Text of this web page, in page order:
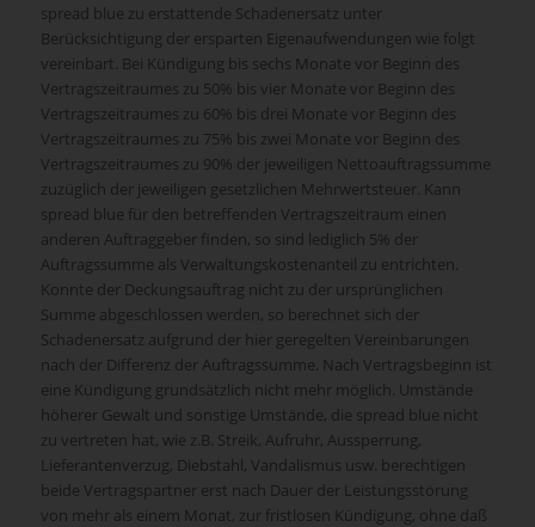
spread blue zu erstattende Schadenersatz unter
Berücksichtigung der ersparten Eigenaufwendungen wie folgt
vereinbart. Bei Kündigung bis sechs Monate vor Beginn des
Vertragszeitraumes zu 50% bis vier Monate vor Beginn des
Vertragszeitraumes zu 60% bis drei Monate vor Beginn des
Vertragszeitraumes zu 75% bis zwei Monate vor Beginn des
Vertragszeitraumes zu 90% der jeweiligen Nettoauftragssumme
zuzüglich der jeweiligen gesetzlichen Mehrwertsteuer. Kann
spread blue für den betreffenden Vertragszeitraum einen
anderen Auftraggeber finden, so sind lediglich 5% der
Auftragssumme als Verwaltungskostenanteil zu entrichten.
Konnte der Deckungsauftrag nicht zu der ursprünglichen
Summe abgeschlossen werden, so berechnet sich der
Schadenersatz aufgrund der hier geregelten Vereinbarungen
nach der Differenz der Auftragssumme. Nach Vertragsbeginn ist
eine Kündigung grundsätzlich nicht mehr möglich. Umstände
höherer Gewalt und sonstige Umstände, die spread blue nicht
zu vertreten hat, wie z.B. Streik, Aufruhr, Aussperrung,
Lieferantenverzug, Diebstahl, Vandalismus usw. berechtigen
beide Vertragspartner erst nach Dauer der Leistungsstörung
von mehr als einem Monat, zur fristlosen Kündigung, ohne daß